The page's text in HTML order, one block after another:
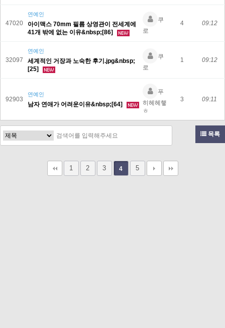
47020
연예인
아이맥스 70mm 필름 상영관이 전세계에
41개 밖에 없는 이유&nbsp;[86]
쿠
로
4 09:12
32097
연예인
세계적인 거장과 노숙한 후기.jpg&nbsp;
[25]
쿠
로
1 09:12
92903
연예인
남자 연애가 어려운이유&nbsp;[64]
푸
히헤헤햏
ㅎ
3 09:11
목록
1 2 3 4 5